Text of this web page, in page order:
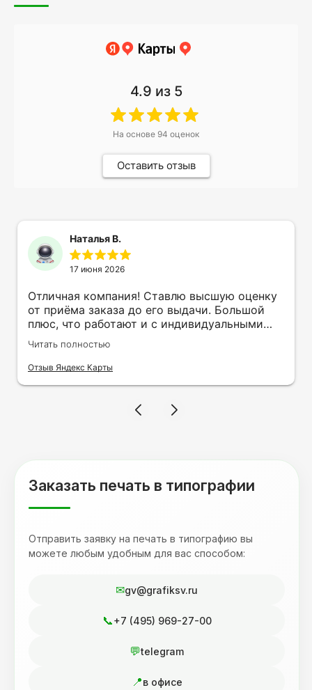
4.9 из 5
На основе 94 оценок
Оставить отзыв
Наталья В.
17 июня 2026
Отличная компания! Ставлю высшую оценку
от приёма заказа до его выдачи. Большой
плюс, что работают и с индивидуальными
заказами. Нелбходимо было нанести принт
на кружку в подарок. Заказ был исполнен
оперативно и ооочень красиво, даже не
терпеливость, отвечала на все мои вопросы.
Читать полностью
Отзыв Яндекс Карты
Заказать печать в типографии
Отправить заявку на печать в типографию вы
можете любым удобным для вас способом:
gv@grafiksv.ru
+7 (495) 969-27-00
telegram
в офисе